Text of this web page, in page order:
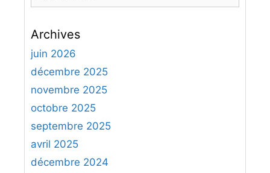
e
h
e
r
h
e
r
:
Archives
juin 2026
décembre 2025
novembre 2025
octobre 2025
septembre 2025
avril 2025
décembre 2024